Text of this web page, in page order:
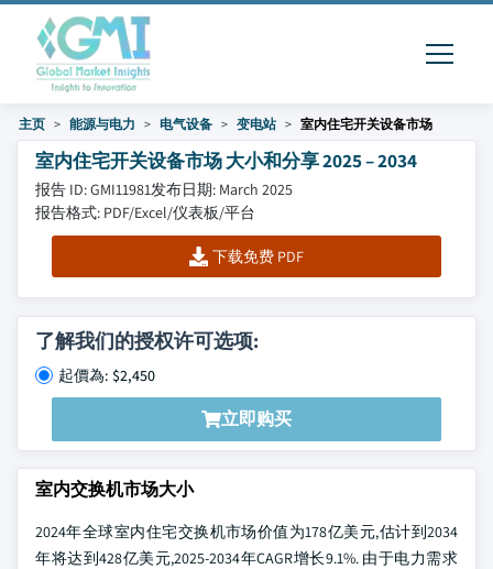
主页 能源与电力 电气设备 变电站 室内住宅开关设备市场
室内住宅开关设备市场 大小和分享 2025 – 2034
报告 ID: GMI11981发布日期: March 2025
报告格式: PDF/Excel/仪表板/平台
下载免费 PDF
了解我们的授权许可选项:
起價為: $2,450
立即购买
室内交换机市场大小
2024年全球室内住宅交换机市场价值为178亿美元,估计到2034
年将达到428亿美元,2025-2034年CAGR增长9.1%. 由于电力需求